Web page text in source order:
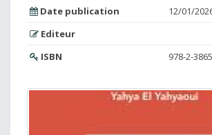
Date publication
12/01/
Editeur
ISBN
978-2-